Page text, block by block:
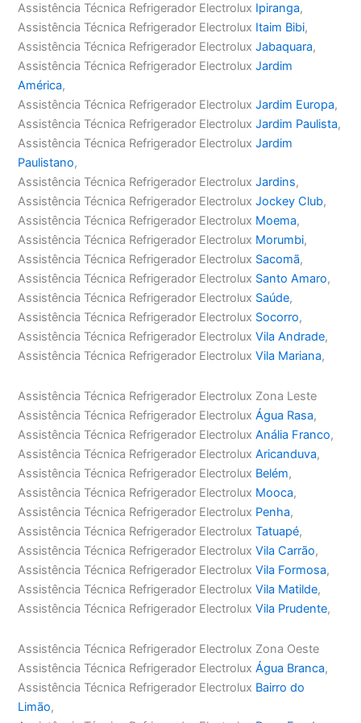
Assistência Técnica Refrigerador Electrolux Ipiranga,
Assistência Técnica Refrigerador Electrolux Itaim Bibi,
Assistência Técnica Refrigerador ElectroluxJabaquara,
Assistência Técnica Refrigerador ElectroluxJardim
América,
Assistência Técnica Refrigerador ElectroluxJardim Europa,
Assistência Técnica Refrigerador ElectroluxJardim Paulista,
Assistência Técnica Refrigerador ElectroluxJardim
Paulistano,
Assistência Técnica Refrigerador ElectroluxJardins,
Assistência Técnica Refrigerador ElectroluxJockey Club,
Assistência Técnica Refrigerador Electrolux Moema,
Assistência Técnica Refrigerador Electrolux Morumbi,
Assistência Técnica Refrigerador Electrolux Sacomã,
Assistência Técnica Refrigerador Electrolux Santo Amaro,
Assistência Técnica Refrigerador Electrolux Saúde,
Assistência Técnica Refrigerador Electrolux Socorro,
Assistência Técnica Refrigerador ElectroluxVila Andrade,
Assistência Técnica Refrigerador ElectroluxVila Mariana,
Assistência Técnica Refrigerador Electrolux Zona Leste
Assistência Técnica Refrigerador ElectroluxÁgua Rasa,
Assistência Técnica Refrigerador ElectroluxAnália Franco,
Assistência Técnica Refrigerador ElectroluxAricanduva,
Assistência Técnica Refrigerador Electrolux Belém,
Assistência Técnica Refrigerador Electrolux Mooca,
Assistência Técnica Refrigerador Electrolux Penha,
Assistência Técnica Refrigerador ElectroluxTatuapé,
Assistência Técnica Refrigerador ElectroluxVila Carrão,
Assistência Técnica Refrigerador ElectroluxVila Formosa,
Assistência Técnica Refrigerador ElectroluxVila Matilde,
Assistência Técnica Refrigerador ElectroluxVila Prudente,
Assistência Técnica Refrigerador Electrolux Zona Oeste
Assistência Técnica Refrigerador ElectroluxÁgua Branca,
Assistência Técnica Refrigerador Electrolux Bairro do
Limão,